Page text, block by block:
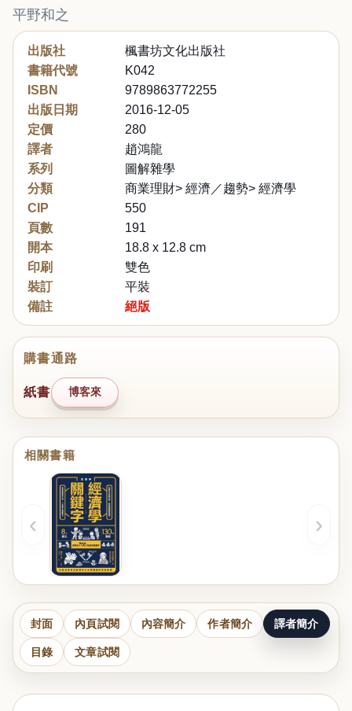
平野和之
出版社
楓書坊文化出版社
書籍代號
K042
ISBN
9789863772255
出版日期
2016-12-05
定價
280
譯者
趙鴻龍
系列
圖解雜學
分類
商業理財> 經濟／趨勢> 經濟學
CIP
550
頁數
191
開本
18.8 x 12.8 cm
印刷
雙色
裝訂
平裝
備註
絕版
購書通路
紙書 博客來
相關書籍
‹ ›
封面 內頁試閱 內容簡介 作者簡介 譯者簡介
目錄 文章試閱